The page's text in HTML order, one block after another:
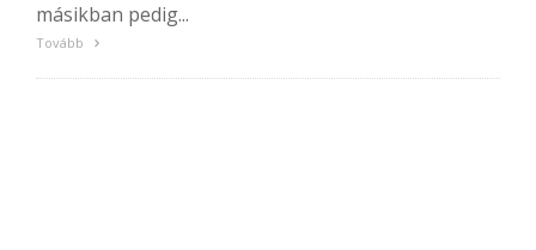
másikban pedig...
Tovább